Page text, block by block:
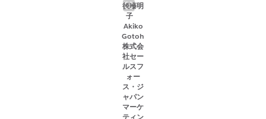
後藤明
子
Akiko
Gotoh
株式会
社セー
ルスフ
ォー
ス・ジ
ャパン
マーケ